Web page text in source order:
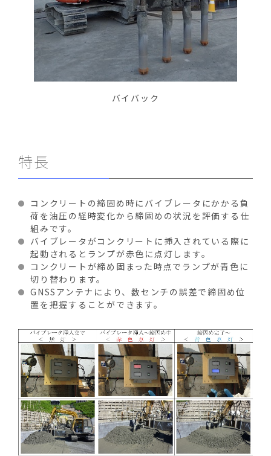
バイバック
特長
コンクリートの締固め時にバイブレータにかかる負
荷を油圧の経時変化から締固めの状況を評価する仕
組みです。
バイブレータがコンクリートに挿入されている際に
起動されるとランプが赤色に点灯します。
コンクリートが締め固まった時点でランプが青色に
切り替わります。
GNSSアンテナにより、数センチの誤差で締固め位
置を把握することができます。